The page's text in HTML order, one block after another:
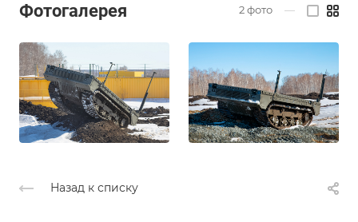
Фотогалерея 2фото —
Назад к списку